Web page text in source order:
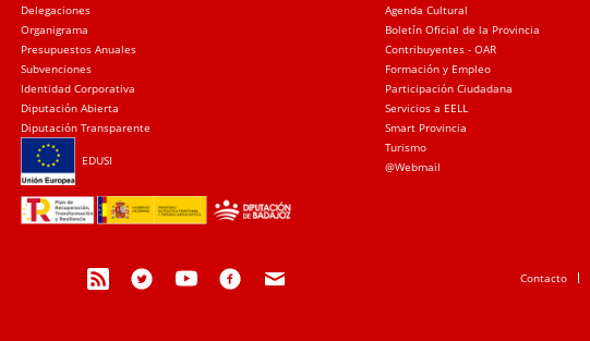
Delegaciones
Organigrama
Presupuestos Anuales
Subvenciones
Identidad Corporativa
Diputación Abierta
Diputación Transparente
EDUSI
Agenda Cultural
Boletín Oficial de la Provincia
Contribuyentes - OAR
Formación y Empleo
Participación Ciudadana
Servicios a EELL
Smart Provincia
Turismo
@Webmail
Contacto